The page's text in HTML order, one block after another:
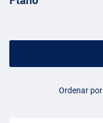
Ordenar por